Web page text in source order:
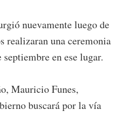
nuevamente luego de
realizaran una ceremonia
en ese lugar.
Mauricio Funes,
buscará por la vía